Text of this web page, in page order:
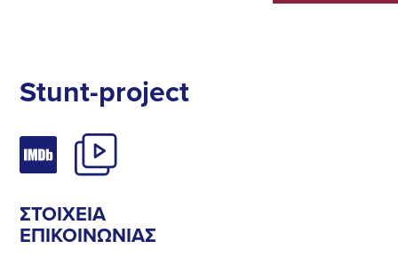
Stunt-project
ΣΤΟΙΧΕΊΑ
ΕΠΙΚΟΙΝΩΝΊΑΣ